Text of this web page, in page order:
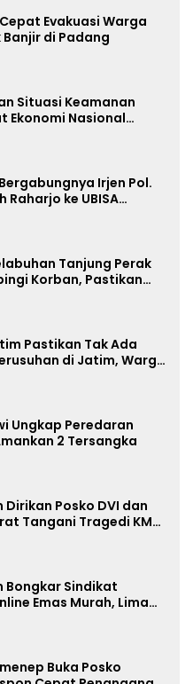
Evakuasi Warga
di Padang
Situasi Keamanan
Ekonomi Nasional
Irjen Pol.
Raharjo ke UBISA
Tanjung Perak
Korban, Pastikan
Pastikan Tak Ada
di Jatim, Warga
Ungkap Peredaran
2 Tersangka
Posko DVI dan
Tangani Tragedi KMP
Bongkar Sindikat
Emas Murah, Lima
Buka Posko